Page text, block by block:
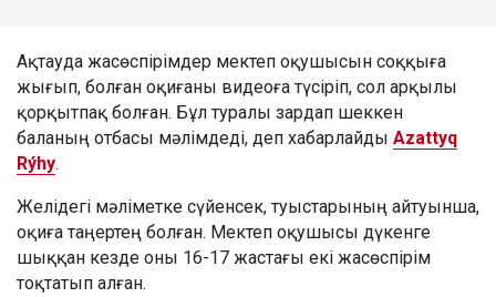
Ақтауда жасөспірімдер мектеп оқушысын соққыға
жығып, болған оқиғаны видеоға түсіріп, сол арқылы
қорқытпақ болған. Бұл туралы зардап шеккен
баланың отбасы мәлімдеді, деп хабарлайды Azattyq
Rýhy.
Желідегі мәліметке сүйенсек, туыстарының айтуынша,
оқиға таңертең болған. Мектеп оқушысы дүкенге
шыққан кезде оны 16-17 жастағы екі жасөспірім
тоқтатып алған.